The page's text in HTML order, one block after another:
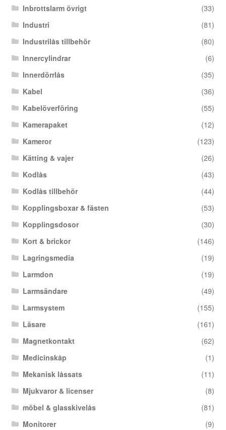
Inbrottslarm övrigt
(33)
Industri
(81)
Industrilås tillbehör
(80)
Innercylindrar
(6)
Innerdörrlås
(35)
Kabel
(36)
Kabelöverföring
(55)
Kamerapaket
(12)
Kameror
(123)
Kätting & vajer
(26)
Kodlås
(43)
Kodlås tillbehör
(44)
Kopplingsboxar & fästen
(53)
Kopplingsdosor
(30)
Kort & brickor
(146)
Lagringsmedia
(19)
Larmdon
(19)
Larmsändare
(49)
Larmsystem
(155)
Läsare
(161)
Magnetkontakt
(62)
Medicinskåp
(1)
Mekanisk låssats
(11)
Mjukvaror & licenser
(8)
möbel & glasskivelås
(81)
Monitorer
(9)